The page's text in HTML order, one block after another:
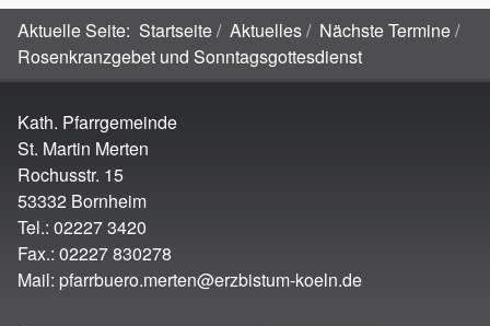
Aktuelle Seite: Startseite Aktuelles
Nächste Termine
Rosenkranzgebet und Sonntagsgottesdienst
Kath. Pfarrgemeinde
St. Martin Merten
Rochusstr. 15
53332 Bornheim
Tel.: 02227 3420
Fax.: 02227 830278
Mail: pfarrbuero.merten@erzbistum-koeln.de